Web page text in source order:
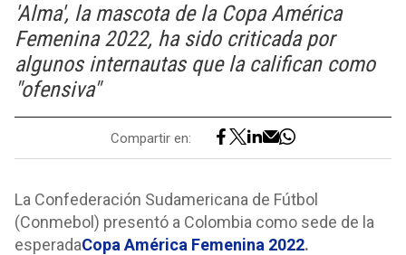
'Alma', la mascota de la Copa América
Femenina 2022, ha sido criticada por
algunos internautas que la califican como
"ofensiva"
Compartir en:
La Confederación Sudamericana de Fútbol
(Conmebol) presentó a Colombia como sede de la
esperadaCopa América Femenina 2022.